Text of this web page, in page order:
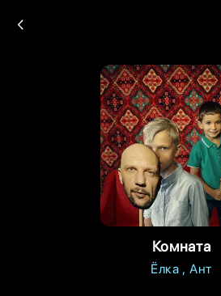
Комната
Ёлка Ант